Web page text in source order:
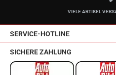
VIELE ARTIKEL
SERVICE-HOTLINE
SICHERE ZAHLUNG